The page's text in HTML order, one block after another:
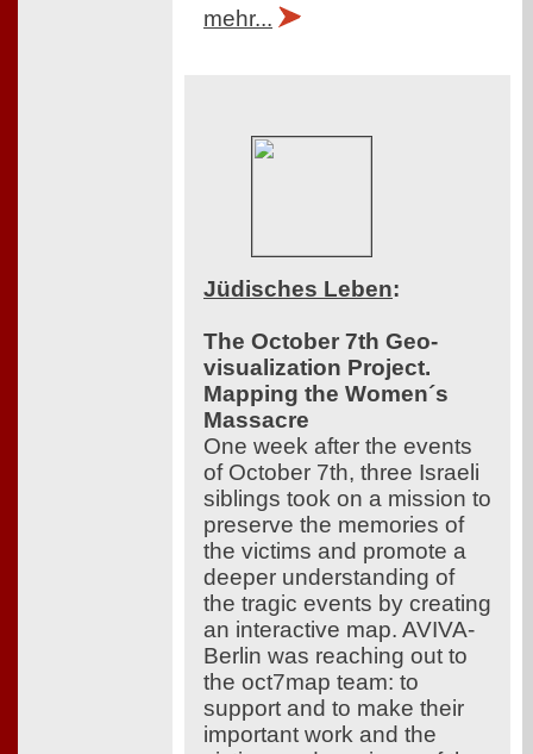
mehr...
Jüdisches Leben:
The October 7th Geo-
visualization Project.
Mapping the Women´s
Massacre
One week after the events
of October 7th, three Israeli
siblings took on a mission to
preserve the memories of
the victims and promote a
deeper understanding of
the tragic events by creating
an interactive map. AVIVA-
Berlin was reaching out to
the oct7map team: to
support and to make their
important work and the